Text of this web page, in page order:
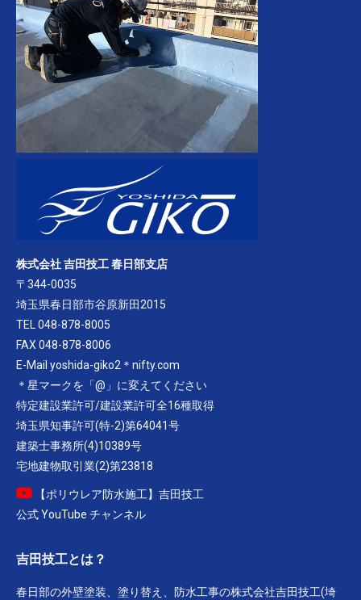
株式会社 吉田技工 春日部支店
〒344-0035
埼玉県春日部市谷原新田2015
TEL 048-878-8005
FAX 048-878-8006
E-Mail yoshida-giko2＊nifty.com
＊星マークを「@」に変えてください
特定建設業許可/建設業許可全16種取得
埼玉県知事許可(特-2)第64041号
建築士事務所(4)10389号
宅地建物取引業(2)第23818
【ポリウレア防水施工】吉田技工
公式 YouTube チャンネル
吉田技工とは？
春日部の外壁塗装、塗り替え、防水工事の株式会社吉田技工(埼